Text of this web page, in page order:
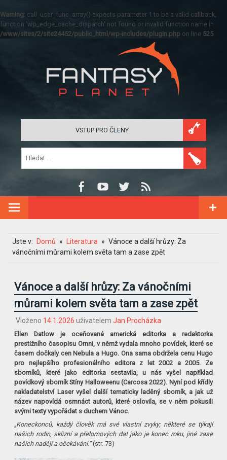
Warning: call_user_func_array() expects parameter 1 to be a valid callback,
function 'wp_edge_cache_dispatch' not found or invalid function name in
/www/sites/2/site24452/public_html/wp-includes/plugin.php on line 525
VSTUP PRO ČLENY
Jste v: Domů Literatura
Vánoce a další hrůzy: Za
vánočními můrami kolem světa tam a zase zpět
Vánoce a další hrůzy: Za vánočními
můrami kolem světa tam a zase zpět
Vloženo 14.1.2026 uživatelem Jan Procházka
Ellen Datlow je oceňovaná americká editorka a redaktorka
prestižního časopisu Omni, v němž vydala mnoho povídek, které se
časem dočkaly cen Nebula a Hugo. Ona sama obdržela cenu Hugo
pro nejlepšího profesionálního editora z let 2002 a 2005. Ze
sborníků, které jako editorka sestavila, u nás vyšel například
povídkový sborník Stíny Halloweenu (Carcosa 2022). Nyní pod křídly
nakladatelství Laser vyšel další tematicky laděný sborník, a jak už
název napovídá osmnáct autorů, které oslovila, se v něm pokusili
svými texty vypořádat s duchem Vánoc.
„Koneckonců, každý člověk má své vlastní zvyky; některé se týkají
našich rodin, sklizní a přelomových dat jako je konec roku, jiné zase
našich nadějí a očekávání.“(str. 73)